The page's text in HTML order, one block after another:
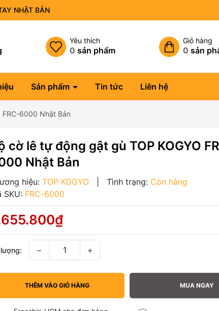
NHẬT BẢN
Yêu thích
0 sản phẩm
Giỏ hàng
0 sản
Sản phẩm Tin tức Liên hệ
FRC-6000 Nhật Bản
cờ lê tự động gật gù TOP KOGYO
Nhật Bản
hiệu: TOP KOGYO Tình trạng: Còn hàng
SKU: FRC-6000
− +
THÊM VÀO GIỎ HÀNG MUA NGAY